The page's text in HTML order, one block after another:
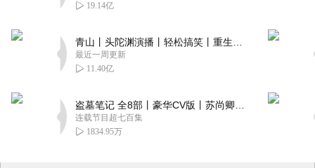
19.14亿
最近一周更新
11.40亿
连载节目超七百集
1834.95万